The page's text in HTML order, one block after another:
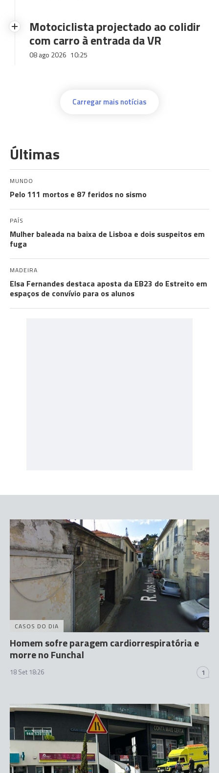
Motociclista projectado ao colidir
com carro à entrada da VR
08 ago 2026 10:25
Carregar mais notícias
Últimas
MUNDO
Pelo 111 mortos e 87 feridos no sismo
PAÍS
Mulher baleada na baixa de Lisboa e dois suspeitos em
fuga
MADEIRA
Elsa Fernandes destaca aposta da EB23 do Estreito em
espaços de convívio para os alunos
CASOS DO DIA
Homem sofre paragem cardiorrespiratória e
morre no Funchal
18 Set 18:26 1